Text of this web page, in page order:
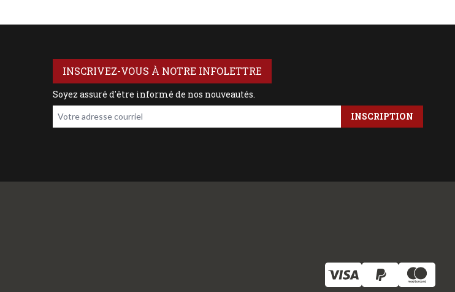
INSCRIVEZ-VOUS À NOTRE INFOLETTRE
Soyez assuré d'être informé de nos nouveautés.
Votre adresse courriel